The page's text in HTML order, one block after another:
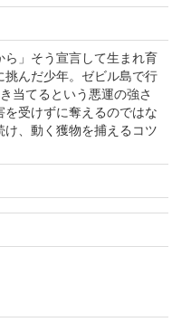
ら」そう宣言して生まれ育
んだ少年。ゼビル島で行
当てるという悪運の強さ
受けずに奪えるのではな
、動く獲物を捕えるコツ